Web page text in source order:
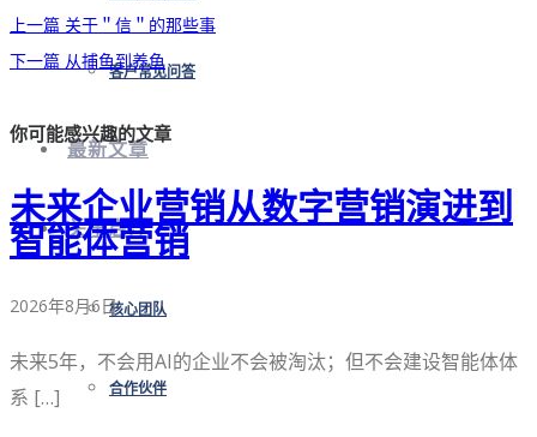
客户常见问答
最新文章
关于启洋
核心团队
合作伙伴
上一篇 关于＂信＂的那些事
下一篇 从捕鱼到养鱼
你可能感兴趣的文章
未来企业营销从数字营销演进到
智能体营销
2026年8月6日
未来5年，不会用AI的企业不会被淘汰；但不会建设智能体体
系 […]